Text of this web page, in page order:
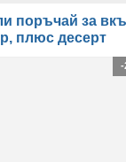
поръчай за
плюс десерт
-